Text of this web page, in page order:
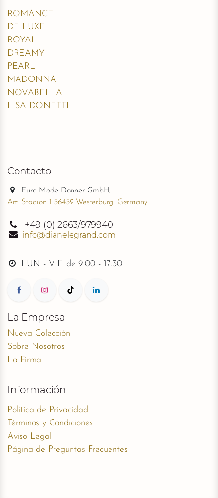
ROMANCE
DE LUXE
ROYAL
DREAMY
PEARL
MADONNA
NOVABELLA
LISA DONETTI
Contacto
Euro Mode Donner GmbH,
Am Stadion 1 56459 Westerburg. Germany
+49 (0) 2663/979940
info@dianelegrand.com
LUN - VIE de 9.00 - 17.30
La Empresa
Nueva Colección
Sobre Nosotros
La Firma
Información
Política de Privacidad
Términos y Condiciones
Aviso Legal
Página de Preguntas Frecuentes